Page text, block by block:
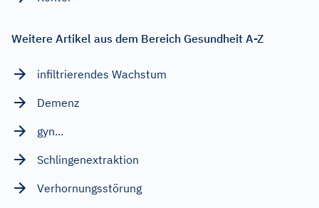
Weitere Artikel aus dem Bereich Gesundheit A-Z
infiltrierendes Wachstum
Demenz
gyn...
Schlingenextraktion
Verhornungsstörung